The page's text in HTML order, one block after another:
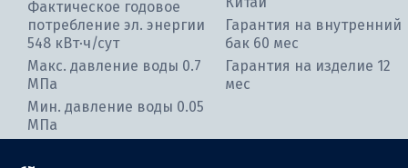
Фактическое годовое
потребление эл. энергии
548 кВт⋅ч/сут
Макс. давление воды 0.7
МПа
Мин. давление воды 0.05
МПа
Гарантия на внутренний
бак 60 мес
Гарантия на изделие 12
мес